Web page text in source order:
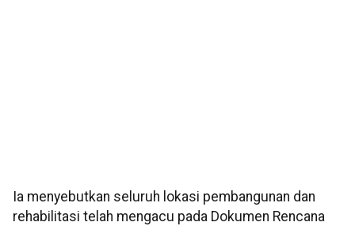
Ia menyebutkan seluruh lokasi pembangunan dan
rehabilitasi telah mengacu pada Dokumen Rencana